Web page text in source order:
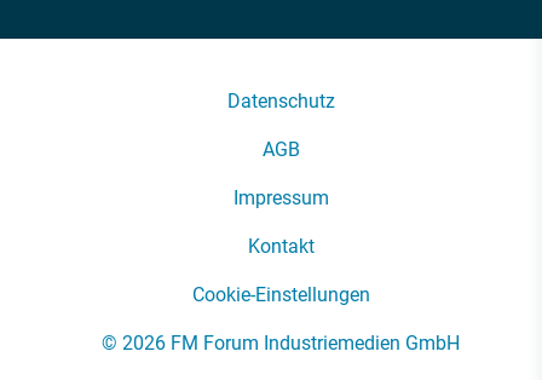
Datenschutz
AGB
Impressum
Kontakt
Cookie-Einstellungen
© 2026 FM Forum Industriemedien GmbH